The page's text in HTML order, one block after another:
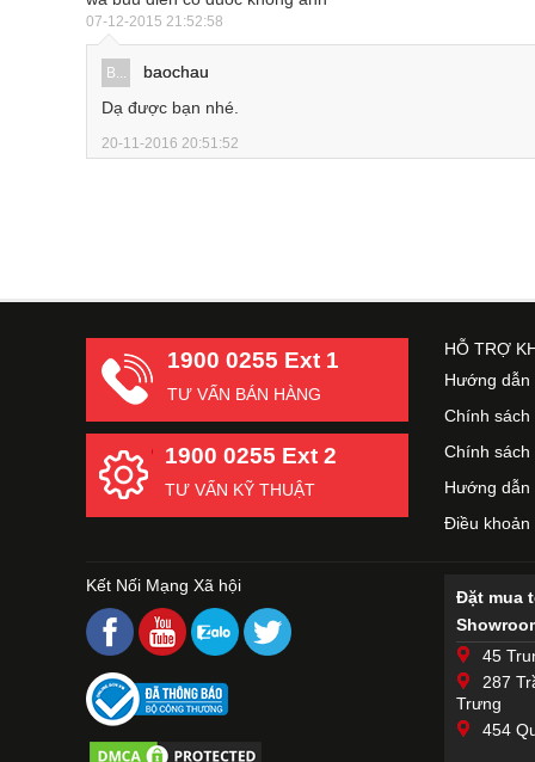
07-12-2015 21:52:58
B...
baochau
Dạ được bạn nhé.
20-11-2016 20:51:52
1900 0255 Ext 1
TƯ VẤN BÁN HÀNG
1900 0255 Ext 2
TƯ VẤN KỸ THUẬT
HỖ TRỢ
Hướng dẫn
Chính sách
Chính sách
Hướng dẫn
Điều khoản
Kết Nối Mạng Xã hội
Đặt mua
45
287
Trưng
454